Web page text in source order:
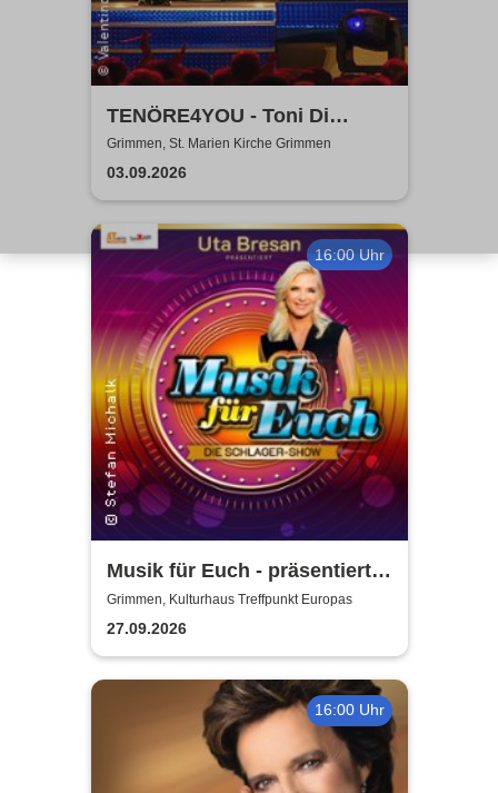
TENÖRE4YOU - Toni Di
Napoli & Pietro Pato
Grimmen, St. Marien Kirche Grimmen
03.09.2026
16:00 Uhr
Musik für Euch - präsentiert
von Uta Bresan
Grimmen, Kulturhaus Treffpunkt Europas
27.09.2026
16:00 Uhr